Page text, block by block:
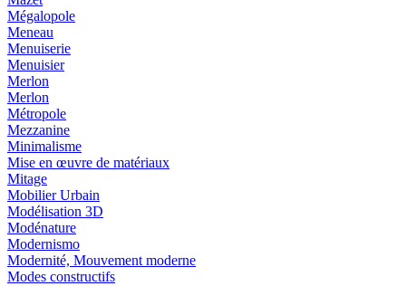
Mégalopole
Meneau
Menuiserie
Menuisier
Merlon
Merlon
Métropole
Mezzanine
Minimalisme
Mise en œuvre de matériaux
Mitage
Mobilier Urbain
Modélisation 3D
Modénature
Modernismo
Modernité, Mouvement moderne
Modes constructifs